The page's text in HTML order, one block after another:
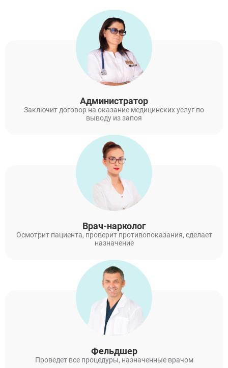
Администратор
Заключит договор на оказание медицинских услуг по
выводу из запоя
Врач-нарколог
Осмотрит пациента, проверит противопоказания, сделает
назначение
Фельдшер
Проведет все процедуры, назначенные врачом